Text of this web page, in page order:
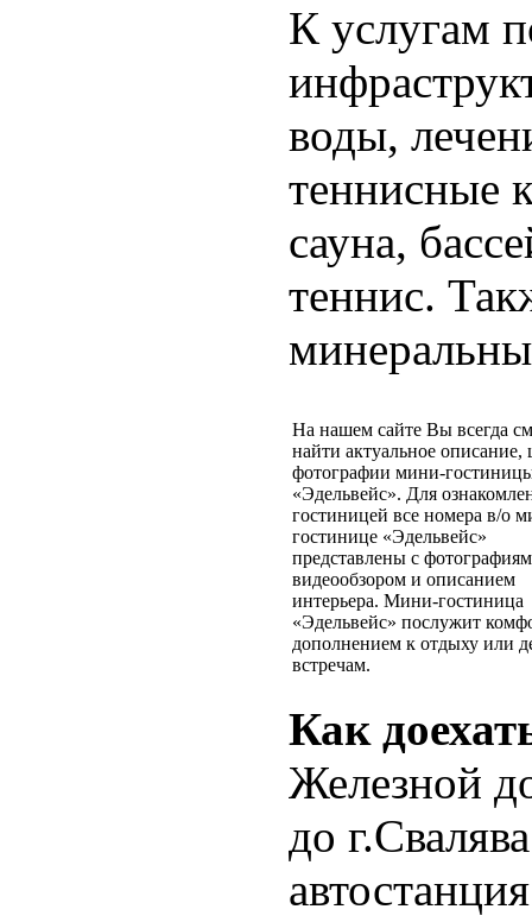
К услугам
воды,
теннисные
сауна,
теннис.
На нашем сайте Вы всегда
найти актуальное
фотографии мини-
«Эдельвейс». Для
гостиницей все номера в/о
гостинице «Эдельвейс»
представлены с
видеообзором и описанием
интерьера. Мини-гостиница
«Эдельвейс» послужит
дополнением к отдыху или
встречам.
Как
Железной
до